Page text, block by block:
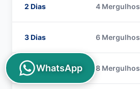
2 Dias 4 Mergulhos
3 Dias 6 Mergulhos
4 Dias 8 Mergulhos
WhatsApp